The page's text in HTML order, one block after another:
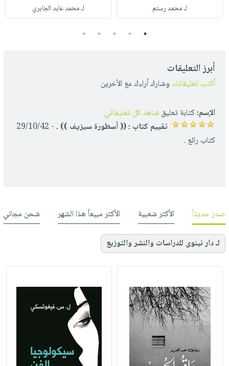
لـ محمد رستم
لـ محمد عابد الجابري
1
2
3
4
5
أبرز التعليقات
أكتب تعليقاتك وشارك أراءك مع الأخرين
الإسم:كتابة تعليق شاهد كل تعليقاتي
تقييم كتاب : (( أسطورة سيزيف )) .- 29/10/42
كتاب رائع .
صدر حديثاً الأكثر شعبية الأكثر مبيعاً هذا الشهر شحن مجاني
لـ دار نينوى للدراسات والنشر والتوزيع